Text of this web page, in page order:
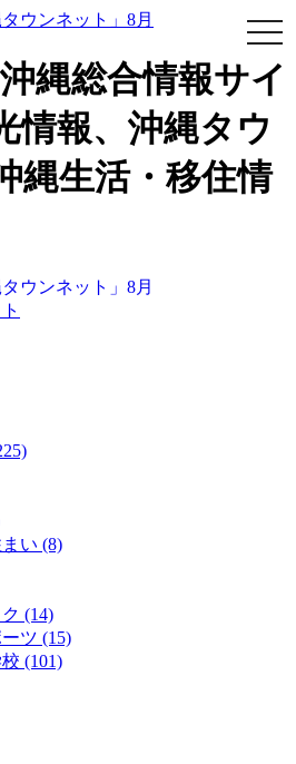
縄総合情報サイ
情報、沖縄タウ
縄生活・移住情
い (8)
(14)
ツ (15)
(101)